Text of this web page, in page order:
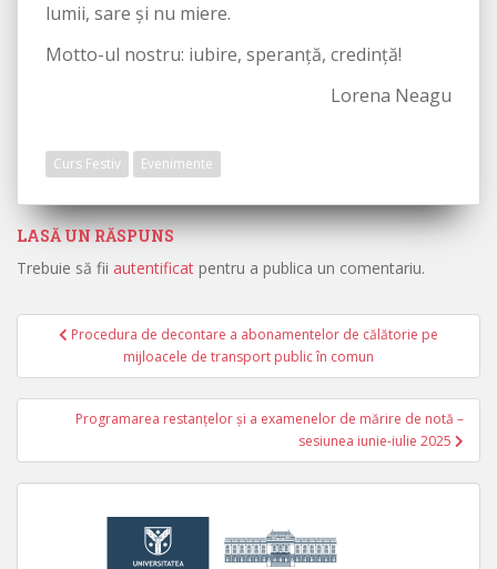
lumii, sare și nu miere.
Motto-ul nostru: iubire, speranță, credință!
Lorena Neagu
Curs Festiv Evenimente
LASĂ UN RĂSPUNS
Trebuie să fii autentificat pentru a publica un comentariu.
Navigare în articole
Procedura de decontare a abonamentelor de călătorie pe
mijloacele de transport public în comun
Programarea restanțelor și a examenelor de mărire de notă –
sesiunea iunie-iulie 2025